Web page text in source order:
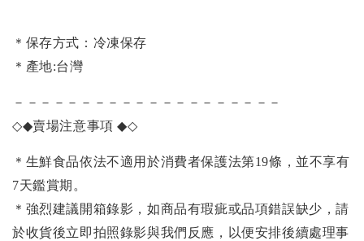
＊保存方式：冷凍保存
＊產地:台灣
－－－－－－－－－－－－－－－－－－－－
◇◆賣場注意事項◆◇
＊生鮮食品依法不適用於消費者保護法第19條，並不享有
7天鑑賞期。
＊強烈建議開箱錄影，如商品有瑕疵或品項錯誤缺少，請
於收貨後立即拍照錄影與我們反應，以便安排後續處理事